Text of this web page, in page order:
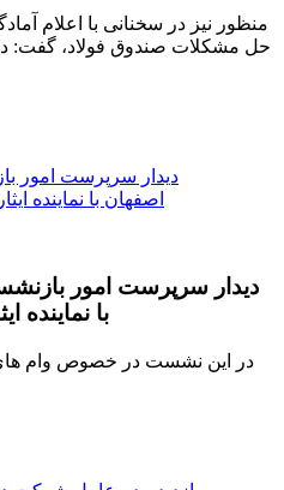
منظور نیز در سخنانی با اعلام
حل مشکلات صندوق فولاد، گفت:
دیدار سرپرست امور
با نماینده
در این نشست در خصوص وام های